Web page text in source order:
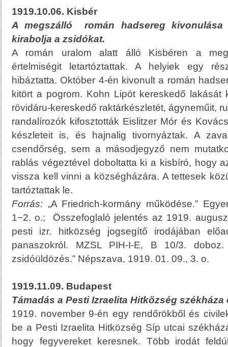
1919.10.06. Kisbér
A megszálló román hadsereg
kirabolja a zsidókat.
A román uralom alatt álló Kisbéren a
értelmiségit letartóztattak. A helyiek egy
hibáztatta. Október 4-én kivonult a román
kitört a pogrom. Kohn Lipót kereskedő lakását
rövidáru-kereskedő raktárkészletét, ágyneműit,
randalírozók kifosztották Eislitzer Mór és
készleteit is, és hajnalig tivornyáztak. A
csendőrség, sem a másodjegyző nem
rablás végeztével doboltatta ki a kisbíró, hogy
vissza kell vinni a községházára. A tettesek
tartóztattak le.
Forrás: „A Friedrich-kormány működése.”
1−2. o.; Összefoglaló jelentés az 1919.
pesti izr. hitközség jogsegítő irodájában
panaszokról. MZSL PIH-I-E, B 10/3.
zsidóüldözés.” Népszava, 1919. 01. 09., 3. o.
1919.11.09. Budapest
Támadás a Pesti Izraelita Hitközség székháza
1919. november 9-én egy rendőrökből és
be a Pesti Izraelita Hitközség Síp utcai
hogy fegyvereket keresnek. Több irodát